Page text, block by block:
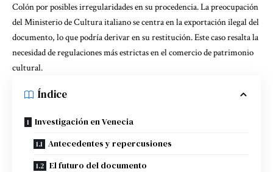
Colón por posibles irregularidades en su procedencia. La preocupación
del Ministerio de Cultura italiano se centra en la exportación ilegal del
documento, lo que podría derivar en su restitución. Este caso resalta la
necesidad de regulaciones más estrictas en el comercio de patrimonio
cultural.
Índice
Investigación en Venecia
Antecedentes y repercusiones
El futuro del documento